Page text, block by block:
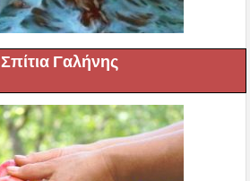
Σπίτια Γαλήνης